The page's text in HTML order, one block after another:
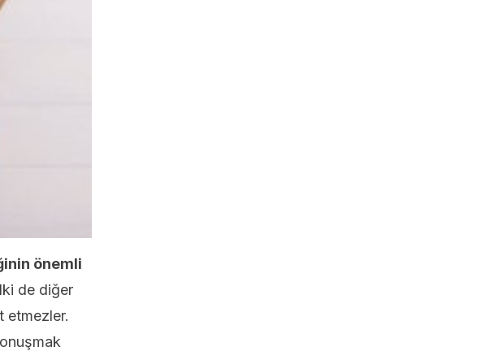
önemli
de diğer
etmezler.